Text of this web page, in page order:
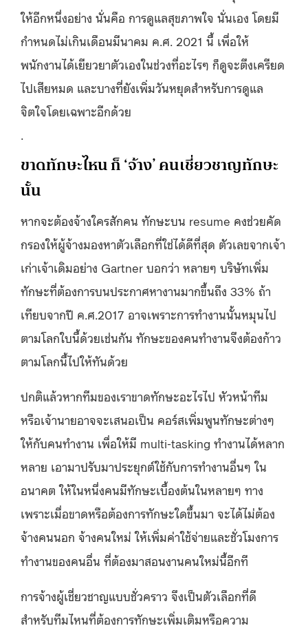
ให้อีกหนึ่งอย่าง นั่นคือ การดูแลสุขภาพใจ นั่นเอง โดยมี
กำหนดไม่เกินเดือนมีนาคม ค.ศ. 2021 นี้ เพื่อให้
พนักงานได้เยียวยาตัวเองในช่วงที่อะไรๆ ก็ดูจะตึงเครียด
ไปเสียหมด และบางที่ยังเพิ่มวันหยุดสำหรับการดูแล
จิตใจโดยเฉพาะอีกด้วย
.
ขาดทักษะไหน ก็ ‘จ้าง’ คนเชี่ยวชาญทักษะ
นั้น
หากจะต้องจ้างใครสักคน ทักษะบน resume คงช่วยคัด
กรองให้ผู้จ้างมองหาตัวเลือกที่ใช่ได้ดีที่สุด ตัวเลขจากเจ้า
เก่าเจ้าเดิมอย่าง Gartner บอกว่า หลายๆ บริษัทเพิ่ม
ทักษะที่ต้องการบนประกาศหางานมากขึ้นถึง 33% ถ้า
เทียบจากปี ค.ศ.2017 อาจเพราะการทำงานนั้นหมุนไป
ตามโลกใบนี้ด้วยเช่นกัน ทักษะของคนทำงานจึงต้องก้าว
ตามโลกนี้ไปให้ทันด้วย
ปกติแล้วหากทีมของเราขาดทักษะอะไรไป หัวหน้าทีม
หรือเจ้านายอาจจะเสนอเป็น คอร์สเพิ่มพูนทักษะต่างๆ
ให้กับคนทำงาน เพื่อให้มี multi-tasking ทำงานได้หลาก
หลาย เอามาปรับมาประยุกต์ใช้กับการทำงานอื่นๆ ใน
อนาคต ให้ในหนึ่งคนมีทักษะเบื้องต้นในหลายๆ ทาง
เพราะเมื่อขาดหรือต้องการทักษะใดขึ้นมา จะได้ไม่ต้อง
จ้างคนนอก จ้างคนใหม่ ให้เพิ่มค่าใช้จ่ายและชั่วโมงการ
ทำงานของคนอื่น ที่ต้องมาสอนงานคนใหม่นี้อีกที
การจ้างผู้เชี่ยวชาญแบบชั่วคราว จึงเป็นตัวเลือกที่ดี
สำหรับทีมไหนที่ต้องการทักษะเพิ่มเติมหรือความ